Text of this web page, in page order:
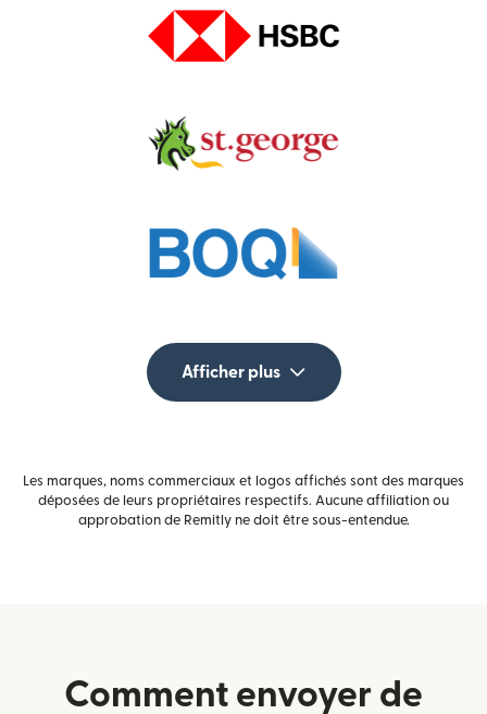
Afficher plus
Les marques, noms commerciaux et logos affichés sont des marques
déposées de leurs propriétaires respectifs. Aucune affiliation ou
approbation de Remitly ne doit être sous-entendue.
Comment envoyer de